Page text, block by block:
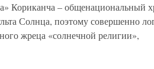
Кориканча – общенациональный
Солнца, поэтому совершенно
жреца «солнечной религии»,